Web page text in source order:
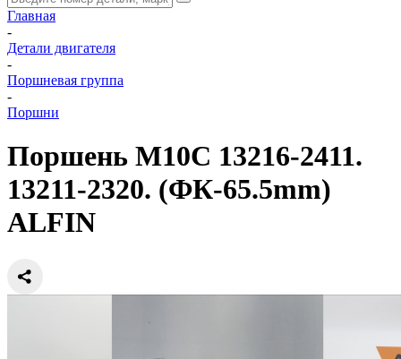
Главная
-
Детали двигателя
-
Поршневая группа
-
Поршни
Поршень M10C 13216-2411.
13211-2320. (ФК-65.5mm)
ALFIN